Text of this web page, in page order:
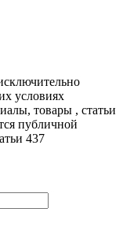
условиях
товары , статьи
публичной
437